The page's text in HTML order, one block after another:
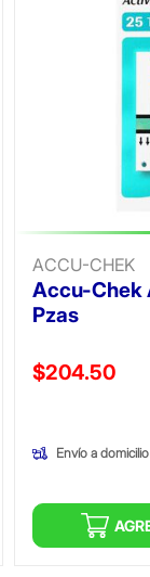
ACCU-CHEK
Accu-Chek
Pzas
Precio
$204.50
Envío a domicilio